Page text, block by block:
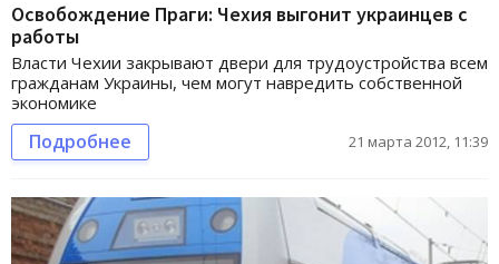
Освобождение Праги: Чехия выгонит украинцев с
работы
Власти Чехии закрывают двери для трудоустройства всем
гражданам Украины, чем могут навредить собственной
экономике
Подробнее 21 марта 2012, 11:39